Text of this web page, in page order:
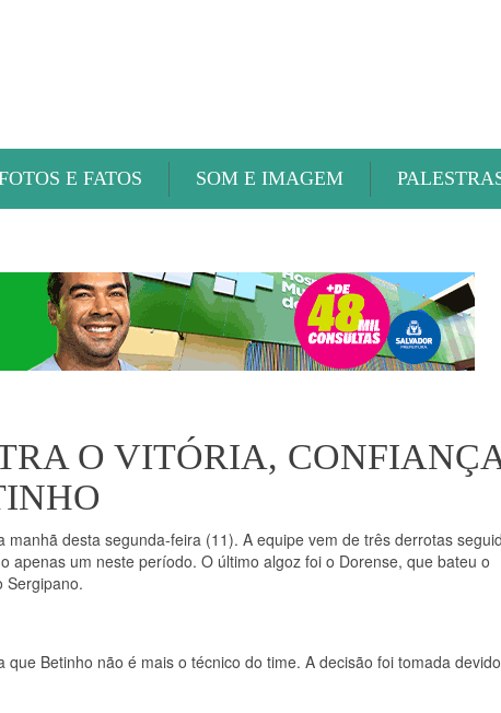
E FATOS SOM E IMAGEM
O VITÓRIA,
desta segunda-feira (11). A equipe vem de três derrotas
apenas um neste período. O último algoz foi o Dorense, que bateu o
Sergipano.
Betinho não é mais o técnico do time. A decisão foi tomada